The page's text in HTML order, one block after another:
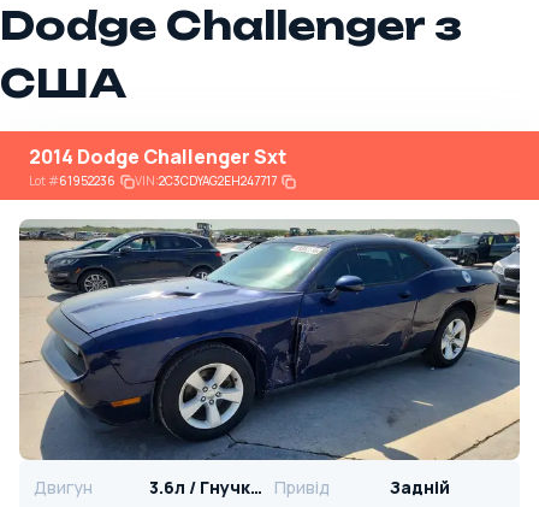
Dodge Challenger з
США
2014 Dodge Challenger Sxt
Lot#61952236 VIN:2C3CDYAG2EH247717
Двигун 3.6л / Гнучке паливо Привід
Задній